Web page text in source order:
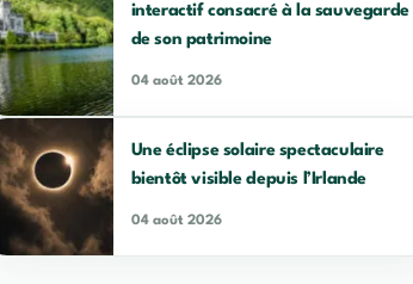
interactif consacré à la sauvegarde
de son patrimoine
04 août 2026
Une éclipse solaire spectaculaire
bientôt visible depuis l’Irlande
04 août 2026